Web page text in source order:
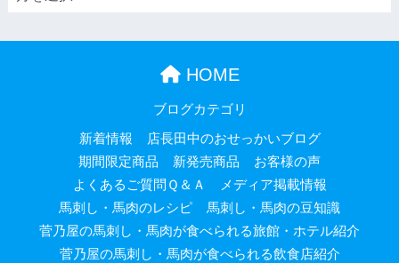
HOME
ブログカテゴリ
新着情報
店長田中のおせっかいブログ
期間限定商品
新発売商品
お客様の声
よくあるご質問Ｑ＆Ａ
メディア掲載情報
馬刺し・馬肉のレシピ
馬刺し・馬肉の豆知識
菅乃屋の馬刺し・馬肉が食べられる旅館・ホテル紹介
菅乃屋の馬刺し・馬肉が食べられる飲食店紹介